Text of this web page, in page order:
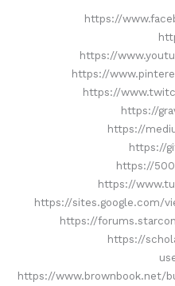
https://
https://
https://
https://
https://
https://
https://
https://
https://
https://sites.google.com/
https://
https://
https://www.brownbook.net/